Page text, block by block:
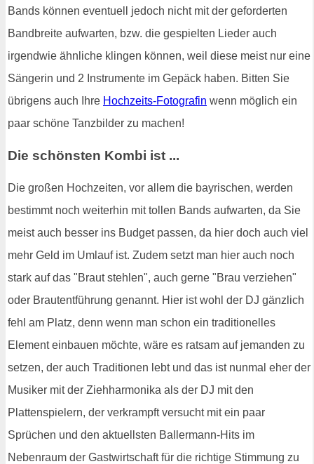
Bands können eventuell jedoch nicht mit der geforderten
Bandbreite aufwarten, bzw. die gespielten Lieder auch
irgendwie ähnliche klingen können, weil diese meist nur eine
Sängerin und 2 Instrumente im Gepäck haben. Bitten Sie
übrigens auch Ihre Hochzeits-Fotografin wenn möglich ein
paar schöne Tanzbilder zu machen!
Die schönsten Kombi ist ...
Die großen Hochzeiten, vor allem die bayrischen, werden
bestimmt noch weiterhin mit tollen Bands aufwarten, da Sie
meist auch besser ins Budget passen, da hier doch auch viel
mehr Geld im Umlauf ist. Zudem setzt man hier auch noch
stark auf das "Braut stehlen", auch gerne "Brau verziehen"
oder Brautentführung genannt. Hier ist wohl der DJ gänzlich
fehl am Platz, denn wenn man schon ein traditionelles
Element einbauen möchte, wäre es ratsam auf jemanden zu
setzen, der auch Traditionen lebt und das ist nunmal eher der
Musiker mit der Ziehharmonika als der DJ mit den
Plattenspielern, der verkrampft versucht mit ein paar
Sprüchen und den aktuellsten Ballermann-Hits im
Nebenraum der Gastwirtschaft für die richtige Stimmung zu